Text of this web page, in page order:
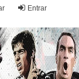
Entrar